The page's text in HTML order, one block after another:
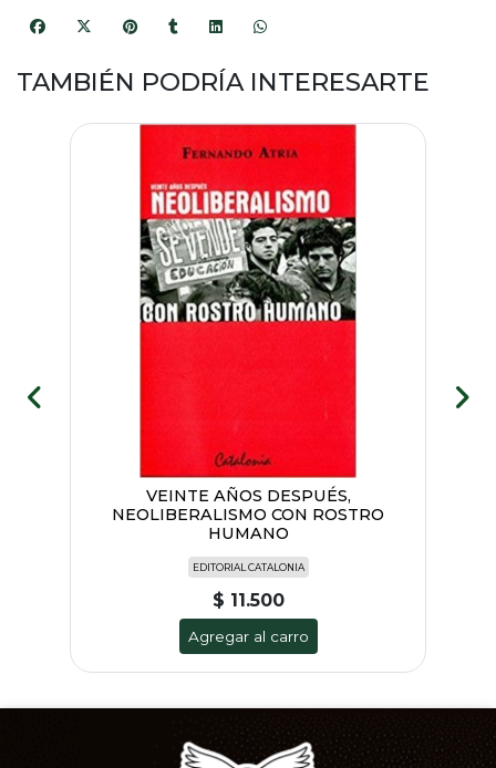
TAMBIÉN PODRÍA INTERESARTE
VEINTE AÑOS DESPUÉS,
NEOLIBERALISMO CON ROSTRO
HUMANO
EDITORIAL CATALONIA
$ 11.500
Agregar al carro